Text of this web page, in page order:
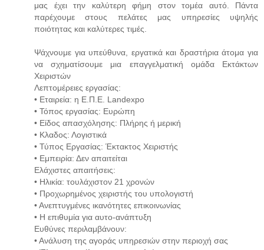
μας έχει την καλύτερη φήμη στον τομέα αυτό. Πάντα
παρέχουμε στους πελάτες μας υπηρεσίες υψηλής
ποιότητας και καλύτερες τιμές.
Ψάχνουμε για υπεύθυνα, εργατικά και δραστήρια άτομα για
να σχηματίσουμε μια επαγγελματική ομάδα Εκτάκτων
Χειριστών
Λεπτομέρειες εργασίας:
• Εταιρεία: η Ε.Π.Ε. Landexpo
• Τόπος εργασίας: Ευρώπη
• Είδος απασχόλησης: Πλήρης ή μερική
• Κλαδος: Λογιστικά
• Τύπος Εργασίας: Έκτακτος Χειριστής
• Εμπειρία: Δεν απαιτείται
Ελάχιστες απαιτήσεις:
• Ηλικία: τουλάχιστον 21 χρονών
• Προχωρημένος χειριστής του υπολογιστή
• Ανεπτυγμένες ικανότητες επικοινωνίας
• Η επιθυμία για αυτο-ανάπτυξη
Ευθύνες περιλαμβάνουν:
• Ανάλυση της αγοράς υπηρεσιών στην περιοχή σας